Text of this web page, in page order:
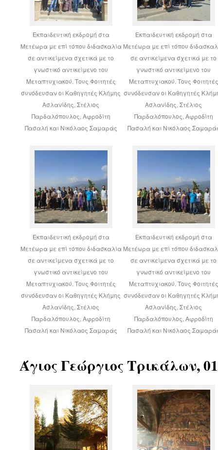
Εκπαιδευτική εκδρομή στα
Μετέωρα με επί τόπου διδασκαλία
σε αντικείμενα σχετικά με το
γνωστικό αντικείμενο του
Μεταπτυχιακού. Τους Φοιτητές
συνόδευσαν οι Καθηγητές Κλήμης
Ασλανίδης, Στέλιος
Παρδαλόπουλος, Αφροδίτη
Πασαλή και Νικόλαος Σαμαράς
Εκπαιδευτική εκδρομή στα
Μετέωρα με επί τόπου
σε αντικείμενα σχετικά με το
γνωστικό αντικείμενο του
Μεταπτυχιακού. Τους Φοιτητές
συνόδευσαν οι Καθηγητές
Ασλανίδης, Στέλιος
Παρδαλόπουλος, Αφροδίτη
Πασαλή και Νικόλαος
Εκπαιδευτική εκδρομή στα
Μετέωρα με επί τόπου διδασκαλία
σε αντικείμενα σχετικά με το
γνωστικό αντικείμενο του
Μεταπτυχιακού. Τους Φοιτητές
συνόδευσαν οι Καθηγητές Κλήμης
Ασλανίδης, Στέλιος
Παρδαλόπουλος, Αφροδίτη
Πασαλή και Νικόλαος Σαμαράς
Εκπαιδευτική εκδρομή στα
Μετέωρα με επί τόπου
σε αντικείμενα σχετικά με το
γνωστικό αντικείμενο του
Μεταπτυχιακού. Τους Φοιτητές
συνόδευσαν οι Καθηγητές
Ασλανίδης, Στέλιος
Παρδαλόπουλος, Αφροδίτη
Πασαλή και Νικόλαος
Άγιος Γεώργιος Τρικάλων,